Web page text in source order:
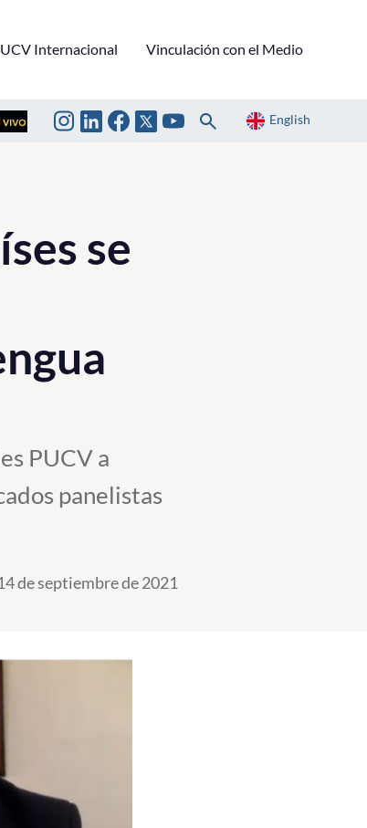
Internacional Vinculación con el Medio
English
se
PUCV a
panelistas
de septiembre de 2021